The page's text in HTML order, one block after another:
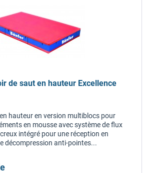
de saut en hauteur Excellence
hauteur en version multiblocs pour
en mousse avec système de flux
intégré pour une réception en
décompression anti-pointes...